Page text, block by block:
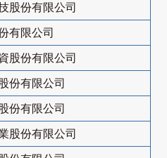
股份有限公司
有限公司
股份有限公司
份有限公司
份有限公司
股份有限公司